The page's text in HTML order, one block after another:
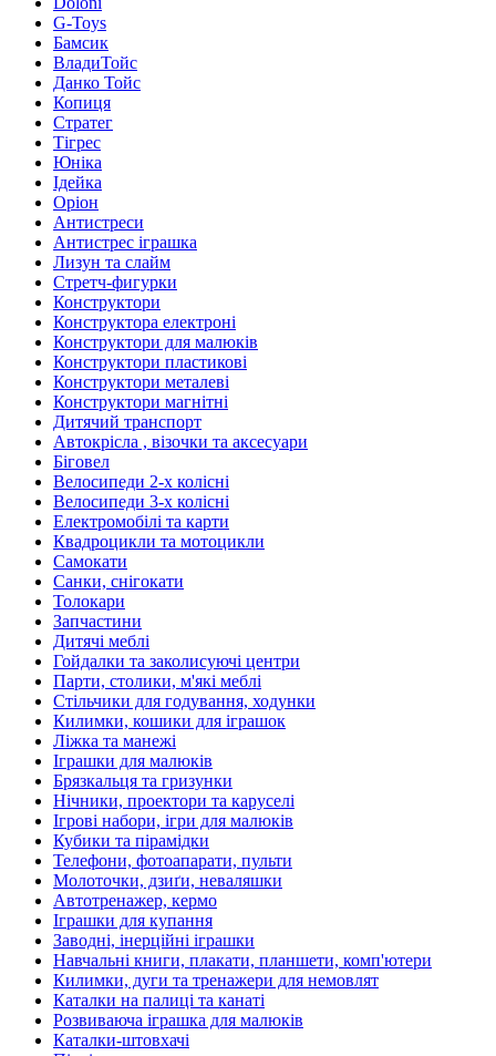
G-Toys
Бамсик
ВладиТойс
Данко Тойс
Копиця
Стратег
Тігрес
Юніка
Ідейка
Оріон
Антистреси
Антистрес іграшка
Лизун та слайм
Стретч-фигурки
Конструктори
Конструктора електроні
Конструктори для малюків
Конструктори пластикові
Конструктори металеві
Конструктори магнітні
Дитячий транспорт
Автокрісла , візочки та аксесуари
Біговел
Велосипеди 2-х колісні
Велосипеди 3-х колісні
Електромобілі та карти
Квадроцикли та мотоцикли
Самокати
Санки, снігокати
Толокари
Запчастини
Дитячі меблі
Гойдалки та заколисуючі центри
Парти, столики, м'які меблі
Стільчики для годування, ходунки
Килимки, кошики для іграшок
Ліжка та манежі
Іграшки для малюків
Брязкальця та гризунки
Нічники, проектори та каруселі
Ігрові набори, ігри для малюків
Кубики та пірамідки
Телефони, фотоапарати, пульти
Молоточки, дзиґи, неваляшки
Автотренажер, кермо
Іграшки для купання
Заводні, інерційні іграшки
Навчальні книги, плакати, планшети, комп'ютери
Килимки, дуги та тренажери для немовлят
Каталки на палиці та канаті
Розвиваюча іграшка для малюків
Каталки-штовхачі